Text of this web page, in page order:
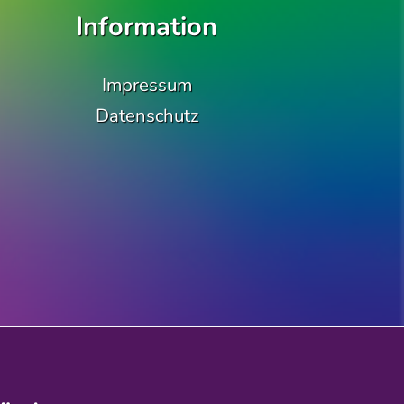
qbel_berlin
Information
Impressum
Datenschutz